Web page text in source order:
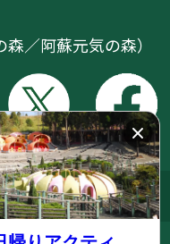
／阿蘇元気の森）
X
F
a
c
e
南阿蘇村河陽5579-3
reserved